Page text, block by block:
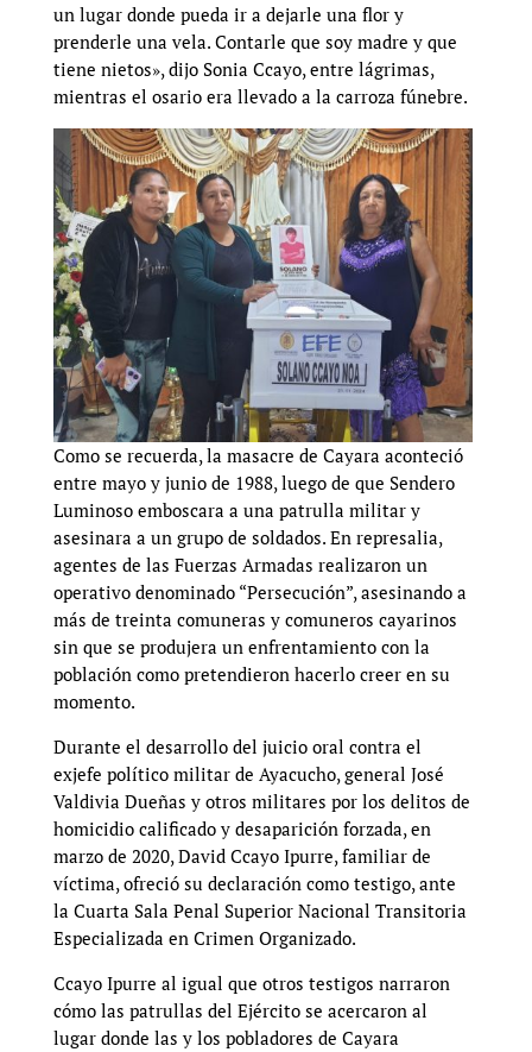
un lugar donde pueda ir a dejarle una flor y
prenderle una vela. Contarle que soy madre y que
tiene nietos», dijo Sonia Ccayo, entre lágrimas,
mientras el osario era llevado a la carroza fúnebre.
Como se recuerda, la masacre de Cayara aconteció
entre mayo y junio de 1988, luego de que Sendero
Luminoso emboscara a una patrulla militar y
asesinara a un grupo de soldados. En represalia,
agentes de las Fuerzas Armadas realizaron un
operativo denominado “Persecución”, asesinando a
más de treinta comuneras y comuneros cayarinos
sin que se produjera un enfrentamiento con la
población como pretendieron hacerlo creer en su
momento.
Durante el desarrollo del juicio oral contra el
exjefe político militar de Ayacucho, general José
Valdivia Dueñas y otros militares por los delitos de
homicidio calificado y desaparición forzada, en
marzo de 2020, David Ccayo Ipurre, familiar de
víctima, ofreció su declaración como testigo, ante
la Cuarta Sala Penal Superior Nacional Transitoria
Especializada en Crimen Organizado.
Ccayo Ipurre al igual que otros testigos narraron
cómo las patrullas del Ejército se acercaron al
lugar donde las y los pobladores de Cayara